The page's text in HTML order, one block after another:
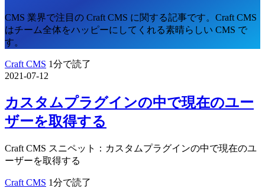
CMS 業界で注目の Craft CMS に関する記事です。Craft CMS
はチーム全体をハッピーにしてくれる素晴らしい CMS で
す。
Craft CMS 1分で読了
2021-07-12
カスタムプラグインの中で現在のユー
ザーを取得する
Craft CMS スニペット：カスタムプラグインの中で現在のユ
ーザーを取得する
Craft CMS 1分で読了